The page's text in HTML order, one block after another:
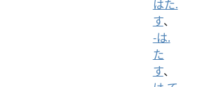
はた.
す、
-は.
た
す、